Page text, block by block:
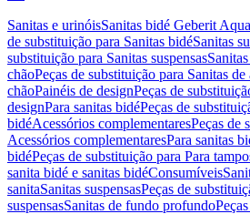
Sanitas e urinóisSanitas bidé Geberit
de substituição para Sanitas bidéSanitas
substituição para Sanitas suspensas
chãoPeças de substituição para Sanitas de
chãoPainéis de designPeças de
designPara sanitas bidéPeças de
bidéAcessórios complementaresPeças de
Acessórios complementaresPara sanitas
bidéPeças de substituição para Para
sanita bidé e sanitas bidéConsumíveis
sanitaSanitas suspensasPeças de
suspensasSanitas de fundo profundo